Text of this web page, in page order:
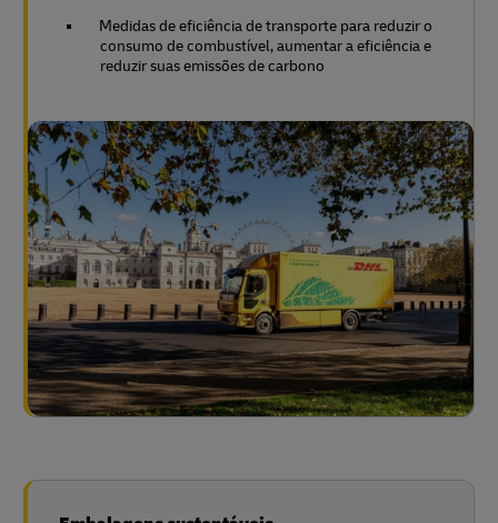
Medidas de eficiência de transporte para reduzir o
consumo de combustível, aumentar a eficiência e
reduzir suas emissões de carbono